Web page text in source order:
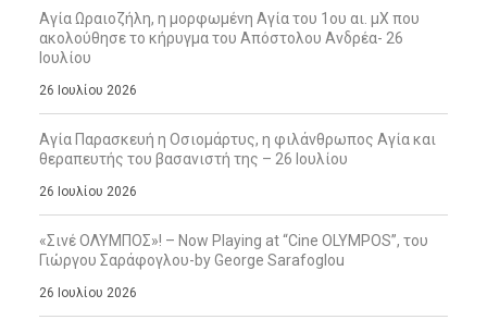
Αγία Ωραιοζήλη, η μορφωμένη Αγία του 1ου αι. μΧ που
ακολούθησε το κήρυγμα του Απόστολου Ανδρέα- 26
Ιουλίου
26 Ιουλίου 2026
Αγία Παρασκευή η Οσιομάρτυς, η φιλάνθρωπος Αγία και
θεραπευτής του βασανιστή της – 26 Ιουλίου
26 Ιουλίου 2026
«Σινέ ΟΛΥΜΠΟΣ»! – Now Playing at “Cine OLYMPOS”, του
Γιώργου Σαράφογλου-by George Sarafoglou
26 Ιουλίου 2026